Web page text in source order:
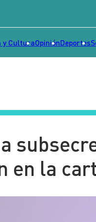
y CulturaOpiniónDeportes
en la